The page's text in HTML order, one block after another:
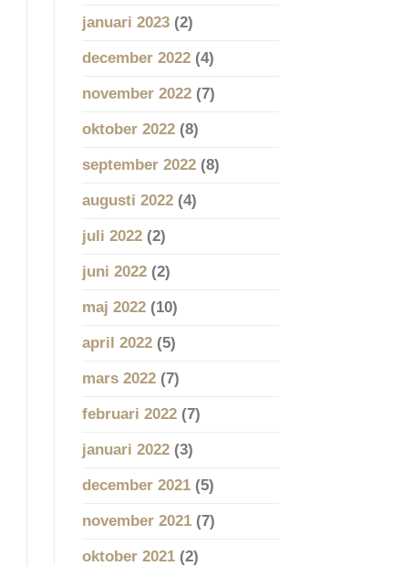
januari 2023(2)
december 2022(4)
november 2022(7)
oktober 2022(8)
september 2022(8)
augusti 2022(4)
juli 2022(2)
juni 2022(2)
maj 2022(10)
april 2022(5)
mars 2022(7)
februari 2022(7)
januari 2022(3)
december 2021(5)
november 2021(7)
oktober 2021(2)